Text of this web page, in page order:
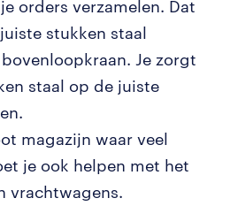
orders verzamelen. Dat
stukken staal
Je zorgt
staal op de juiste
magazijn waar veel
je ook helpen met het
vrachtwagens.